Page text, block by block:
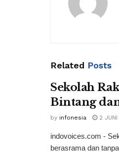
Related Posts
Sekolah
Bintang
by infonesia 2 JUNI
indovoices.com -
berasrama dan